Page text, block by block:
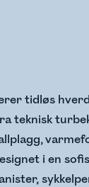
tidløs
teknisk
i en